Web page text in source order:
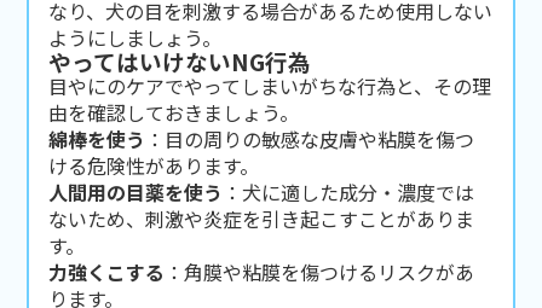
なり、犬の目を刺激する場合があるため使用しない
ようにしましょう。
やってはいけないNG行為
目やにのケアでやってしまいがちな行為と、その理
由を確認しておきましょう。
綿棒を使う ：目の周りの敏感な皮膚や粘膜を傷つ
ける危険性があります。
人間用の目薬を使う ：犬に適した成分・濃度では
ないため、刺激や炎症を引き起こすことがありま
す。
力強くこする ：角膜や粘膜を傷つけるリスクがあ
ります。